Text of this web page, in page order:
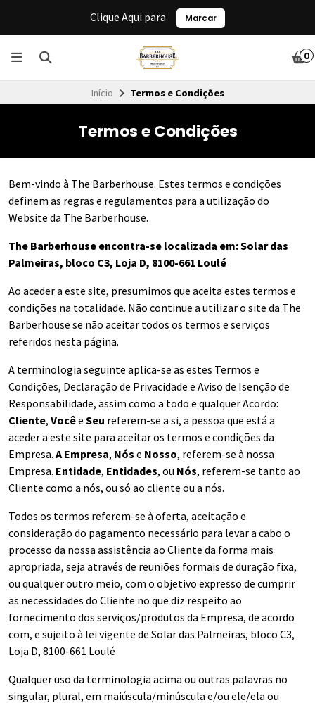
Clique Aqui para Marcar
0
Início Termos e Condições
Termos e Condições
Bem-vindo à The Barberhouse. Estes termos e condições
definem as regras e regulamentos para a utilização do
Website da The Barberhouse.
The Barberhouse encontra-se localizada em: Solar das
Palmeiras, bloco C3, Loja D, 8100-661 Loulé
Ao aceder a este site, presumimos que aceita estes termos e
condições na totalidade. Não continue a utilizar o site da The
Barberhouse se não aceitar todos os termos e serviços
referidos nesta página.
A terminologia seguinte aplica-se as estes Termos e
Condições, Declaração de Privacidade e Aviso de Isenção de
Responsabilidade, assim como a todo e qualquer Acordo:
Cliente, Vocêe Seu referem-se a si, a pessoa que está a
aceder a este site para aceitar os termos e condições da
Empresa. A Empresa, Nós e Nosso, referem-se à nossa
Empresa. Entidade, Entidades, ou Nós, referem-se tanto ao
Cliente como a nós, ou só ao cliente ou a nós.
Todos os termos referem-se à oferta, aceitação e
consideração do pagamento necessário para levar a cabo o
processo da nossa assistência ao Cliente da forma mais
apropriada, seja através de reuniões formais de duração fixa,
ou qualquer outro meio, com o objetivo expresso de cumprir
as necessidades do Cliente no que diz respeito ao
fornecimento dos serviços/produtos da Empresa, de acordo
com, e sujeito à lei vigente de Solar das Palmeiras, bloco C3,
Loja D, 8100-661 Loulé
Qualquer uso da terminologia acima ou outras palavras no
singular, plural, em maiúscula/minúscula e/ou ele/ela ou